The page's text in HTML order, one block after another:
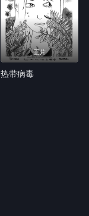
正片
热带病毒